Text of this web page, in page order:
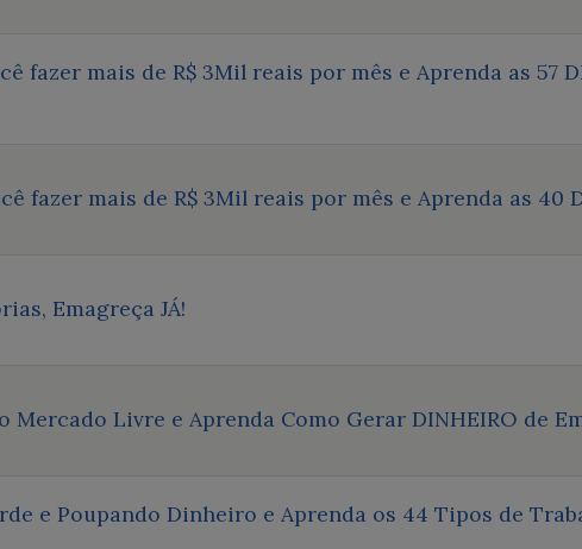
fazer mais de R$ 3Mil reais por mês e Aprenda as 57
fazer mais de R$ 3Mil reais por mês e Aprenda as
Emagreça JÁ!
Mercado Livre e Aprenda Como Gerar DINHEIRO de
e Poupando Dinheiro e Aprenda os 44 Tipos de